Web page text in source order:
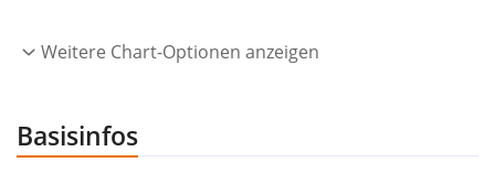
Weitere Chart-Optionen anzeigen
Basisinfos